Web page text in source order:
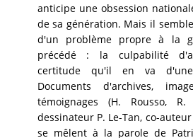
anticipe une obsession
de sa génération. Mais il
d'un problème propre à la
précédé : la culpabilité
certitude qu'il en va d'une
Documents d'archives,
témoignages (H. Rousso,
dessinateur P. Le-Tan, co-
se mêlent à la parole de